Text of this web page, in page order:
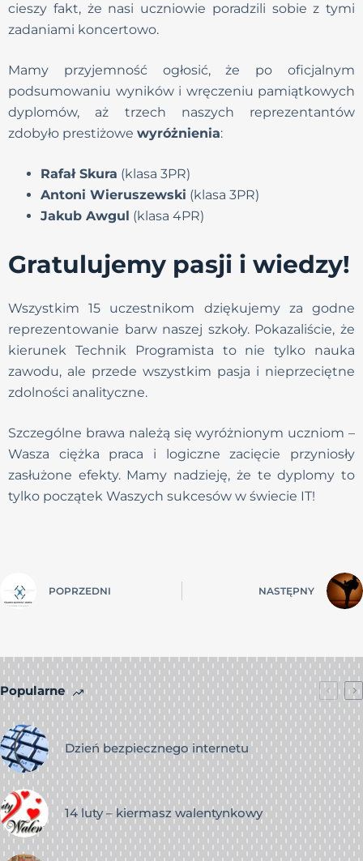
cieszy fakt, że nasi uczniowie poradzili sobie z tymi
zadaniami koncertowo.
Mamy przyjemność ogłosić, że po oficjalnym
podsumowaniu wyników i wręczeniu pamiątkowych
dyplomów, aż trzech naszych reprezentantów
zdobyło prestiżowe wyróżnienia:
Rafał Skura (klasa 3PR)
Antoni Wieruszewski (klasa 3PR)
Jakub Awgul (klasa 4PR)
Gratulujemy pasji i wiedzy!
Wszystkim 15 uczestnikom dziękujemy za godne
reprezentowanie barw naszej szkoły. Pokazaliście, że
kierunek Technik Programista to nie tylko nauka
zawodu, ale przede wszystkim pasja i nieprzeciętne
zdolności analityczne.
Szczególne brawa należą się wyróżnionym uczniom –
Wasza ciężka praca i logiczne zacięcie przyniosły
zasłużone efekty. Mamy nadzieję, że te dyplomy to
tylko początek Waszych sukcesów w świecie IT!
POPRZEDNI NASTĘPNY
Popularne
Dzień bezpiecznego internetu
14 luty – kiermasz walentynkowy